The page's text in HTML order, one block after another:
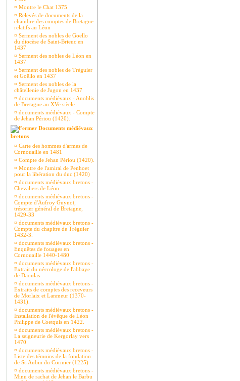
¤ Montre le Chat 1375
¤ Relevés de documents de la
chambre des comptes de Bretagne
relatifs au Léon
¤ Serment des nobles de Goëllo
du diocèse de Saint-Brieuc en
1437
¤ Serment des nobles de Léon en
1437
¤ Serment des nobles de Tréguier
et Goëllo en 1437
¤ Serment des nobles de la
châtellenie de Jugon en 1437
¤ documents médiévaux - Anoblis
de Bretagne au XVe siècle
¤ documents médiévaux - Compte
de Jehan Périou (1420).
Documents médiévaux
bretons
¤ Carte des hommes d'armes de
Cornouaille en 1481
¤ Compte de Jehan Périou (1420).
¤ Montre de l'amiral de Penhoet
pour la libération du duc (1420)
¤ documents médiévaux bretons -
Chevaliers de Léon
¤ documents médiévaux bretons -
Compte d'Aufroy Guynot,
trésorier général de Bretagne,
1429-33
¤ documents médiévaux bretons -
Compte du chapitre de Tréguier
1432-3.
¤ documents médiévaux bretons -
Enquêtes de fouages en
Cornouaille 1440-1480
¤ documents médiévaux bretons -
Extrait du nécrologe de l'abbaye
de Daoulas
¤ documents médiévaux bretons -
Extraits de comptes des receveurs
de Morlaix et Lanmeur (1370-
1431).
¤ documents médiévaux bretons -
Installation de l'évêque de Léon
Philippe de Coetquis en 1422.
¤ documents médiévaux bretons -
La seigneurie de Kergorlay vers
1470
¤ documents médiévaux bretons -
Liste des témoins de la fondation
de St-Aubin du Cormier (1225)
¤ documents médiévaux bretons -
Minu de rachat de Jehan le Barbu